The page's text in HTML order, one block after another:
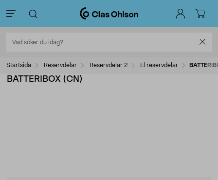
Startsida Reservdelar Reservdelar 2 El reservdelar
BATTERIBOX (CN)